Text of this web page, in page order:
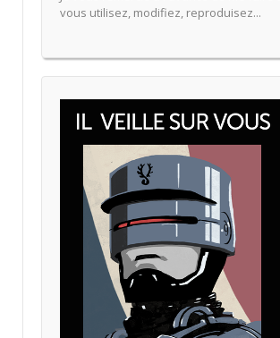
vous utilisez, modifiez, reproduisez...